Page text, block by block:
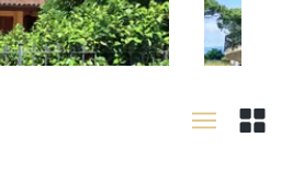
17/